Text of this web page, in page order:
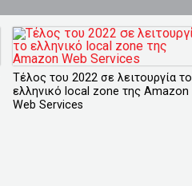
Τέλος του 2022 σε λειτουργία το
ελληνικό local zone της Amazon
Web Services